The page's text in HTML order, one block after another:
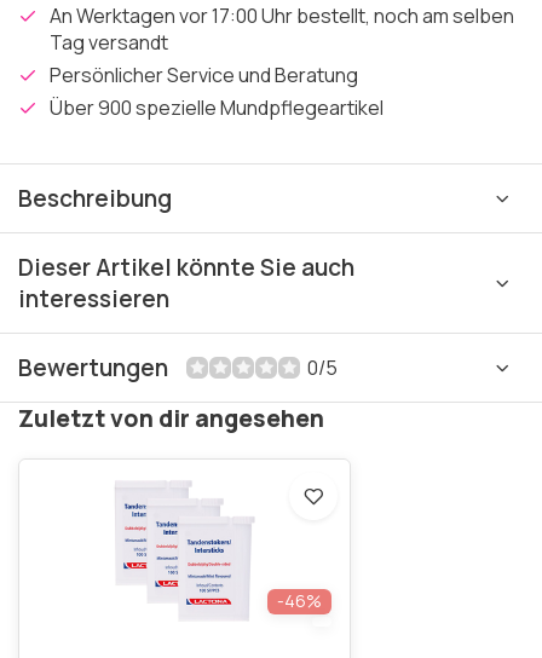
An Werktagen vor 17:00 Uhr bestellt, noch am selben
Tag versandt
Persönlicher Service und Beratung
Über 900 spezielle Mundpflegeartikel
Beschreibung
Dieser Artikel könnte Sie auch
interessieren
Bewertungen 0/5
Zuletzt von dir angesehen
-46%